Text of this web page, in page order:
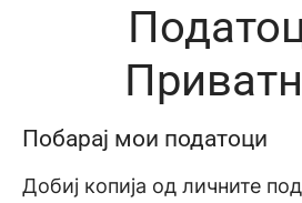
Побарај мои податоци
Добиј копија од личните